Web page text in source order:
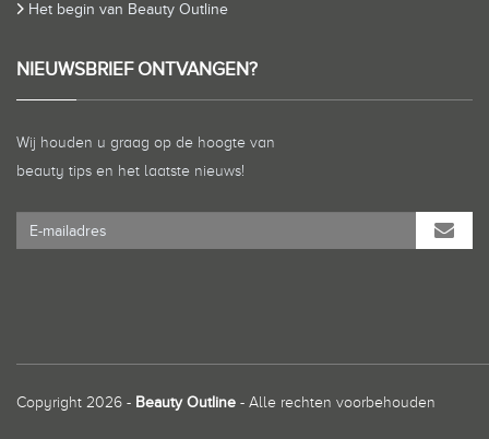
Het begin van Beauty Outline
NIEUWSBRIEF ONTVANGEN?
Wij houden u graag op de hoogte van
beauty tips en het laatste nieuws!
Copyright 2026 - Beauty Outline - Alle rechten voorbehouden